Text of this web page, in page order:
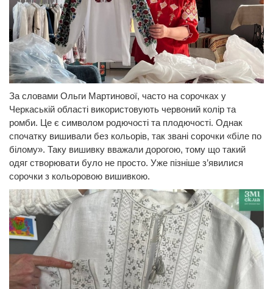
За словами Ольги Мартинової, часто на сорочках у
Черкаській області використовують червоний колір та
ромби. Це є символом родючості та плодючості. Однак
спочатку вишивали без кольорів, так звані сорочки «біле по
білому». Таку вишивку вважали дорогою, тому що такий
одяг створювати було не просто. Уже пізніше з’явилися
сорочки з кольоровою вишивкою.